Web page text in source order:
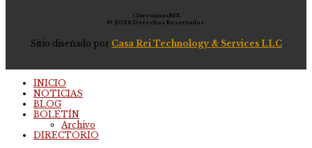
ClaretianosMX
© 2026 Derechos Reservados.
Sitio diseñado por Casa Rei Technology & Services LLC
INICIO
NOTICIAS
BLOG
BOLETÍN
Archivo
DIRECTORIO